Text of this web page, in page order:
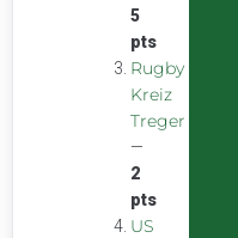
5
pts
Rugby
Kreiz
Treger
—
2
pts
US